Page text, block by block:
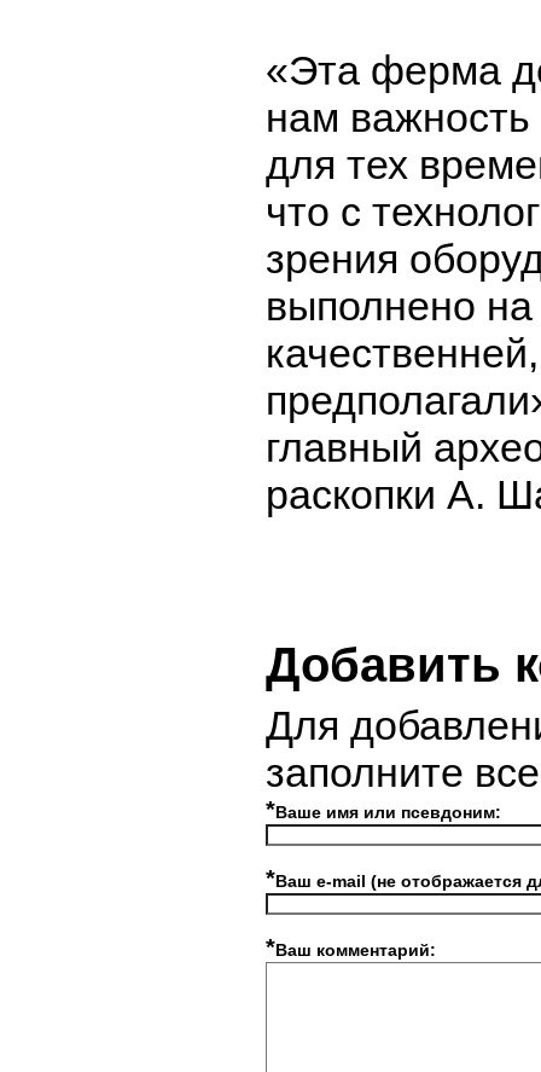
«Эта ферма
нам
для тех
что с
зрения
выполнено на
главный
раскопки А.
Добавить
Для
заполните
*Ваше имя или псевдоним:
*Ваш e-mail (не отображается
*Ваш комментарий: